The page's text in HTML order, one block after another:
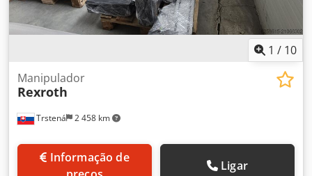
disponíveis.)
1 / 10
Trstená 2 458 km
Manipulador
Rexroth
Ligar